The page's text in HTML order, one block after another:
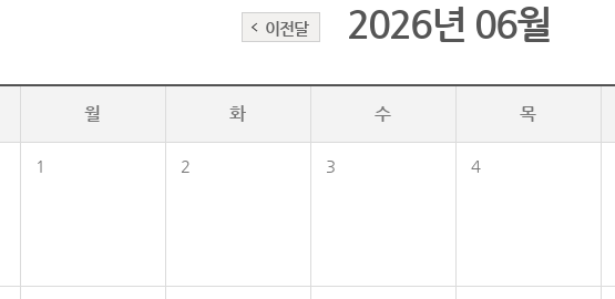
이전달 2026년 06월
월 화 수 목
1 2 3 4